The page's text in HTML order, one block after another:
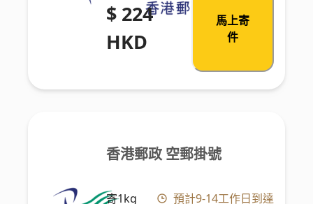
$ 224
HKD
馬上寄
件
香港郵政 空郵掛號
寄1kg 預計9-14工作日到達